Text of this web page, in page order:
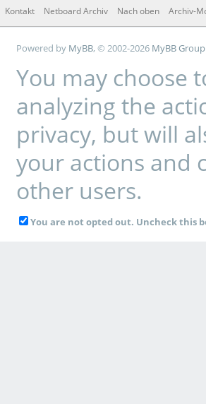
Kontakt Netboard Archiv Nach oben Archiv-
Powered by MyBB, © 2002-2026 MyBB Group
You may choose
analyzing the
privacy, but will
your actions and
other users.
You are not opted out. Uncheck this